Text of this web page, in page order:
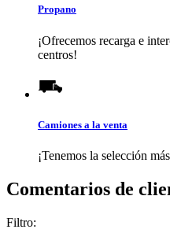
Propano
¡Ofrecemos recarga e
centros!
Camiones a la venta
¡Tenemos la selección
Comentarios de
Filtro: